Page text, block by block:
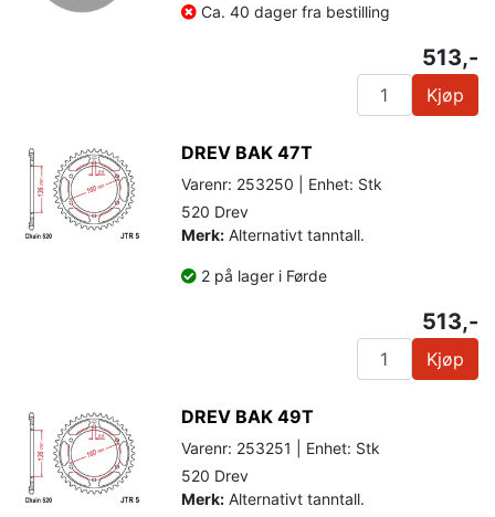
Ca. 40 dager fra bestilling
513,-
Kjøp
DREV BAK 47T
Varenr: 253250 | Enhet: Stk
520 Drev
Merk: Alternativt tanntall.
2 på lager i Førde
513,-
Kjøp
DREV BAK 49T
Varenr: 253251 | Enhet: Stk
520 Drev
Merk: Alternativt tanntall.